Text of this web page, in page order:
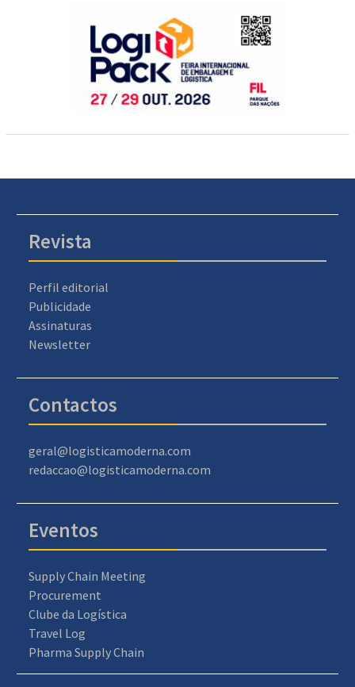
Revista
Perfil editorial
Publicidade
Assinaturas
Newsletter
Contactos
geral@logisticamoderna.com
redaccao@logisticamoderna.com
Eventos
Supply Chain Meeting
Procurement
Clube da Logística
Travel Log
Pharma Supply Chain